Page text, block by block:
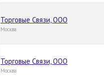
Торговые Связи, ООО
Москва
Торговые Связи, ООО
Москва